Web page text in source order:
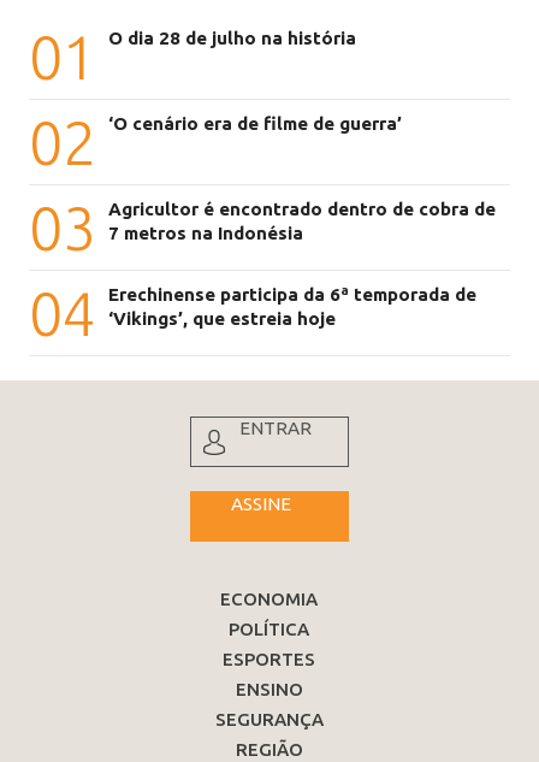
01 O dia 28 de julho na história
02 ‘O cenário era de filme de guerra’
03
Agricultor é encontrado dentro de cobra de
7 metros na Indonésia
04
Erechinense participa da 6ª temporada de
‘Vikings’, que estreia hoje
ENTRAR
ASSINE
ECONOMIA
POLÍTICA
ESPORTES
ENSINO
SEGURANÇA
REGIÃO